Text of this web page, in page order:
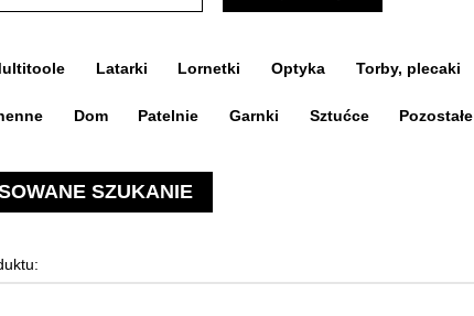
Latarki Lornetki Optyka Torby, plecaki
Dom Patelnie Garnki Sztućce Pozostałe
SZUKANIE